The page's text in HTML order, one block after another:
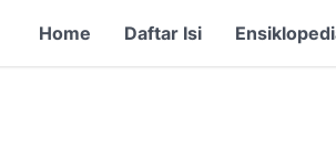
Home Daftar Isi